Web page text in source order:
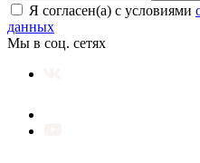
Я согласен(а) с условиями
данных
Мы в соц. сетях